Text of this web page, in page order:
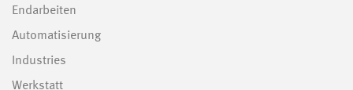
Endarbeiten
Automatisierung
Industries
Werkstatt